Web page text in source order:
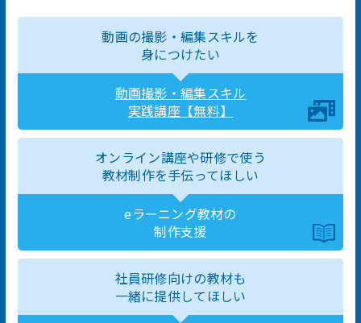
動画の撮影・編集スキルを
身につけたい
動画撮影・編集スキル
実践講座【無料】
オンライン講座や研修で使う
教材制作を手伝ってほしい
eラーニング教材の
制作支援
社員研修向けの教材も
一緒に提供してほしい